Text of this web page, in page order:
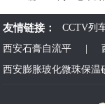
友情链接： CCTV列
西安石膏自流平 |
西安膨胀玻化微珠保温